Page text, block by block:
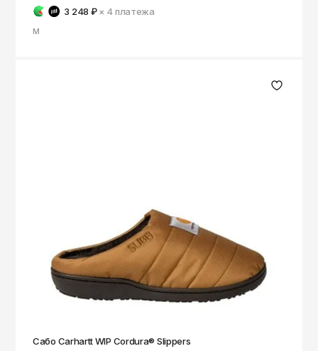
3 248 ₽ × 4платежа
M
Сабо Carhartt WIP Cordura® Slippers